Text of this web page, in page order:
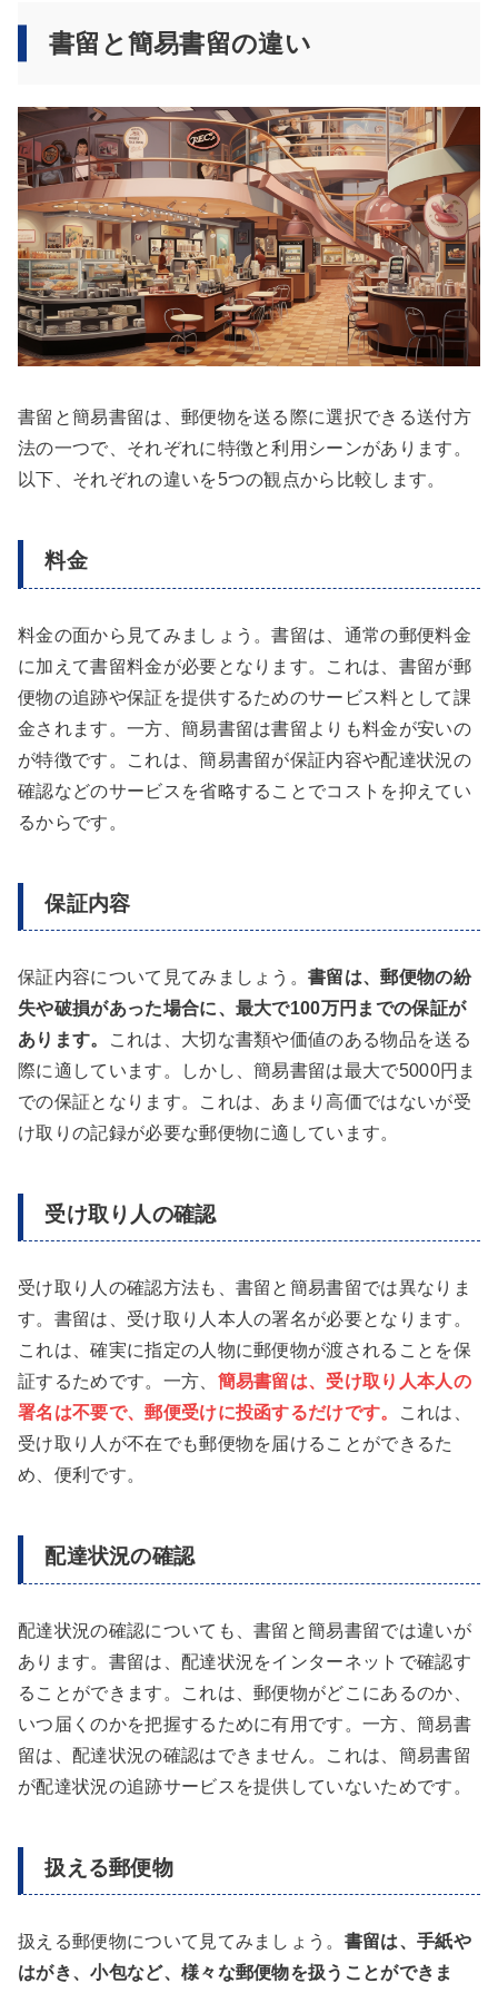
書留と簡易書留の違い
書留と簡易書留は、郵便物を送る際に選択できる送付方
法の一つで、それぞれに特徴と利用シーンがあります。
以下、それぞれの違いを5つの観点から比較します。
料金
料金の面から見てみましょう。書留は、通常の郵便料金
に加えて書留料金が必要となります。これは、書留が郵
便物の追跡や保証を提供するためのサービス料として課
金されます。一方、簡易書留は書留よりも料金が安いの
が特徴です。これは、簡易書留が保証内容や配達状況の
確認などのサービスを省略することでコストを抑えてい
るからです。
保証内容
保証内容について見てみましょう。書留は、郵便物の紛
失や破損があった場合に、最大で100万円までの保証が
あります。
これは、大切な書類や価値のある物品を送る
際に適しています。しかし、簡易書留は最大で5000円ま
での保証となります。これは、あまり高価ではないが受
け取りの記録が必要な郵便物に適しています。
受け取り人の確認
受け取り人の確認方法も、書留と簡易書留では異なりま
す。書留は、受け取り人本人の署名が必要となります。
これは、確実に指定の人物に郵便物が渡されることを保
証するためです。一方、 簡易書留は、受け取り人本人の
署名は不要で、郵便受けに投函するだけです。
これは、
受け取り人が不在でも郵便物を届けることができるた
め、便利です。
配達状況の確認
配達状況の確認についても、書留と簡易書留では違いが
あります。書留は、配達状況をインターネットで確認す
ることができます。これは、郵便物がどこにあるのか、
いつ届くのかを把握するために有用です。一方、簡易書
留は、配達状況の確認はできません。これは、簡易書留
が配達状況の追跡サービスを提供していないためです。
扱える郵便物
扱える郵便物について見てみましょう。 書留は、手紙や
はがき、小包など、様々な郵便物を扱うことができま